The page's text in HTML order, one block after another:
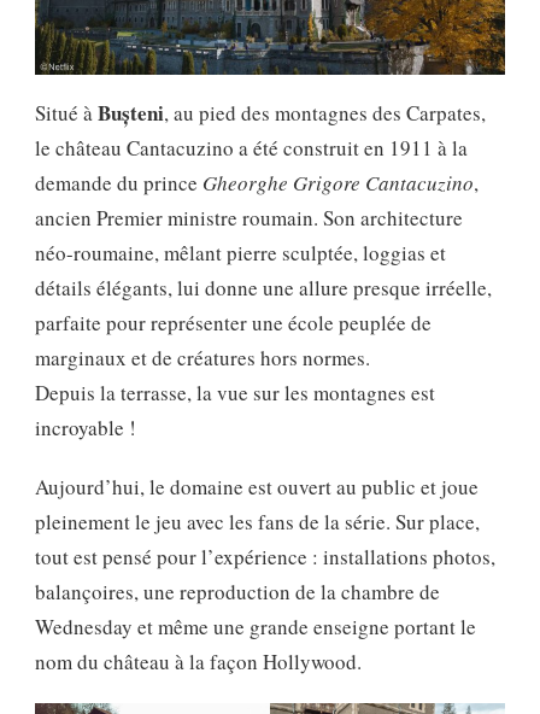
Situé àBușteni, au pied des montagnes des Carpates,
le château Cantacuzino a été construit en 1911 à la
demande du prince Gheorghe Grigore Cantacuzino,
ancien Premier ministre roumain. Son architecture
néo-roumaine, mêlant pierre sculptée, loggias et
détails élégants, lui donne une allure presque irréelle,
parfaite pour représenter une école peuplée de
marginaux et de créatures hors normes.
Depuis la terrasse, la vue sur les montagnes est
incroyable !
Aujourd’hui, le domaine est ouvert au public et joue
pleinement le jeu avec les fans de la série. Sur place,
tout est pensé pour l’expérience : installations photos,
balançoires, une reproduction de la chambre de
Wednesday et même une grande enseigne portant le
nom du château à la façon Hollywood.